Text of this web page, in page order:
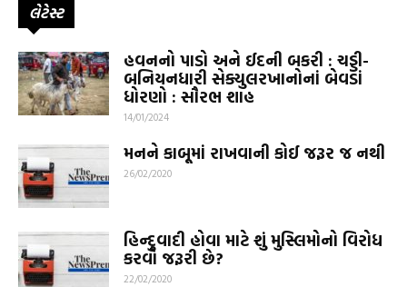
લેટેસ્ટ
હવનનો પાડો અને ઈદની બકરી : ચડ્ડી-
બનિયનધારી સેક્યુલરખાનોનાં બેવડાં
ધોરણો : સૌરભ શાહ
14/01/2024
મનને કાબૂમાં રાખવાની કોઈ જરૂર જ નથી
26/02/2020
હિન્દુવાદી હોવા માટે શું મુસ્લિમોનો વિરોધ
કરવો જરૂરી છે?
22/02/2020